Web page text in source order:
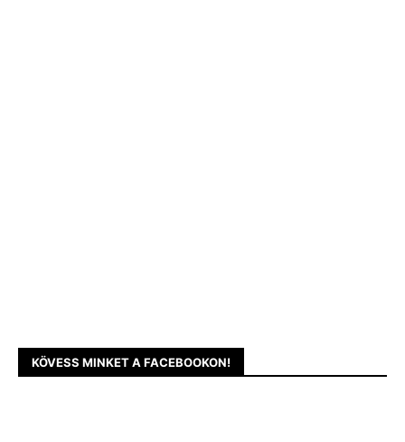
KÖVESS MINKET A FACEBOOKON!